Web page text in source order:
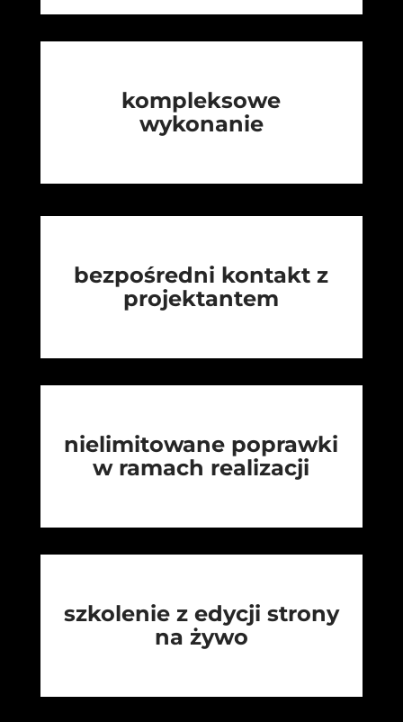
kompleksowe
wykonanie
bezpośredni kontakt z
projektantem
nielimitowane poprawki
w ramach realizacji
szkolenie z edycji strony
na żywo